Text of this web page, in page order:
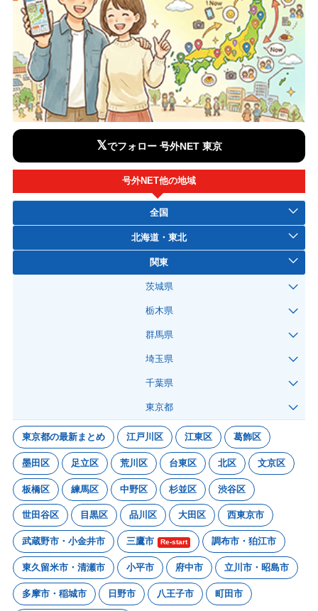
𝕏でフォロー 号外NET 東京
号外NET他の地域
全国
北海道・東北
関東
茨城県
栃木県
群馬県
埼玉県
千葉県
東京都
東京都の最新まとめ 江戸川区 江東区 葛飾区
墨田区 足立区 荒川区 台東区 北区 文京区
板橋区 練馬区 中野区 杉並区 渋谷区
世田谷区 目黒区 品川区 大田区 西東京市
武蔵野市・小金井市 三鷹市 Re-start 調布市・狛江市
東久留米市・清瀬市 小平市 府中市 立川市・昭島市
多摩市・稲城市 日野市 八王子市 町田市